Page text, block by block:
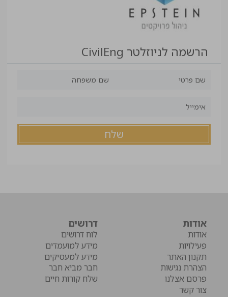
הרשמה לניוזלטר CivilEng
אודות
אודות
פעילויות
תקנון האתר
הצהרת נגישות
פרסם אצלנו
צור קשר
דרושים
לוח דרושים
מידע למועמדים
מידע למעסיקים
חבר מביא חבר
שלח קורות חיים